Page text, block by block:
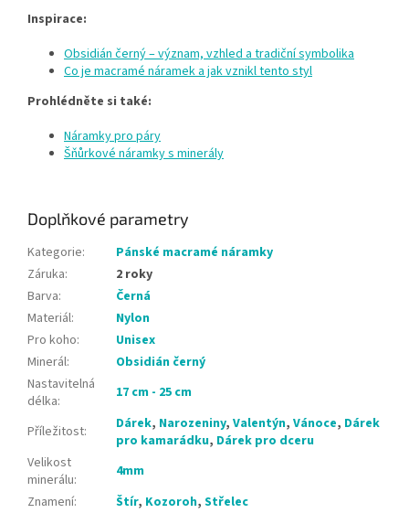
Inspirace:
Obsidián černý – význam, vzhled a tradiční symbolika
Co je macramé náramek a jak vznikl tento styl
Prohlédněte si také:
Náramky pro páry
Šňůrkové náramky s minerály
Doplňkové parametry
Kategorie:
Pánské macramé náramky
Záruka:
2 roky
Barva:
Černá
Materiál:
Nylon
Pro koho:
Unisex
Minerál:
Obsidián černý
Nastavitelná
délka: 17 cm - 25 cm
Příležitost: Dárek, Narozeniny, Valentýn, Vánoce, Dárek
pro kamarádku, Dárek pro dceru
Velikost
minerálu:
4mm
Znamení: Štír, Kozoroh, Střelec